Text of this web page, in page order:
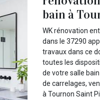
bain à
WK rénovation
dans le 37290
travaux dans ce
toutes les
de votre salle
de carrelages,
à Tournon Saint